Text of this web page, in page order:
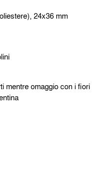
24x36 mm
mentre omaggio con i fiori